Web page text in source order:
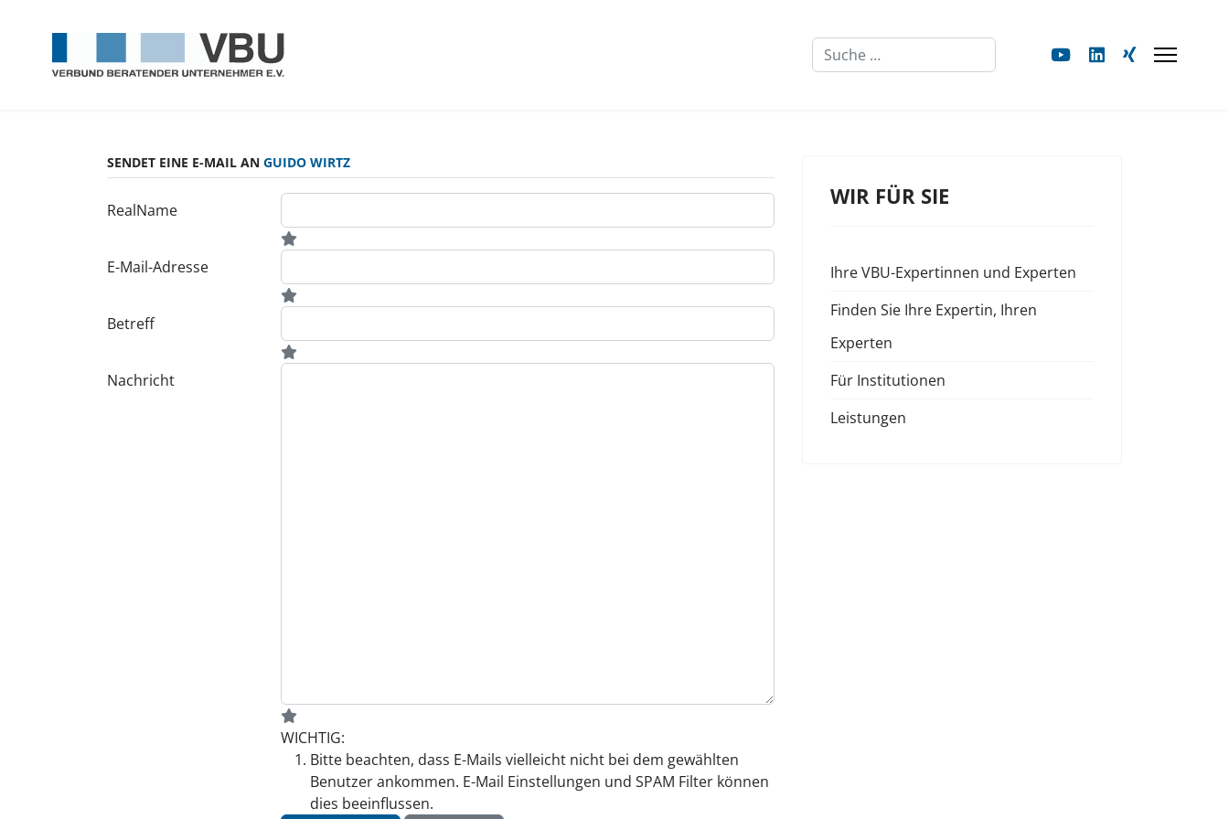
Suchen
SENDET EINE E-MAIL AN GUIDO WIRTZ
RealName
E-Mail-Adresse
Betreff
Nachricht
WICHTIG:
Bitte beachten, dass E-Mails vielleicht nicht bei dem gewählten
Benutzer ankommen. E-Mail Einstellungen und SPAM Filter können
dies beeinflussen.
WIR FÜR SIE
Ihre VBU-Expertinnen und Experten
Finden Sie Ihre Expertin, Ihren
Experten
Für Institutionen
Leistungen